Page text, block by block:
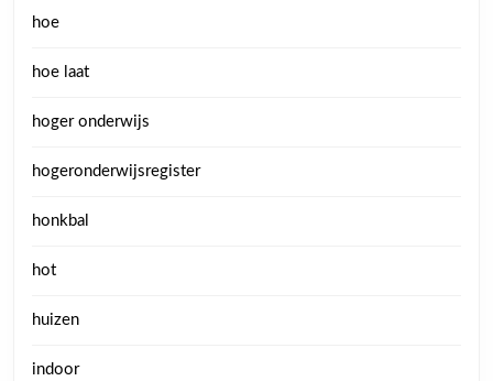
hoe
hoe laat
hoger onderwijs
hogeronderwijsregister
honkbal
hot
huizen
indoor